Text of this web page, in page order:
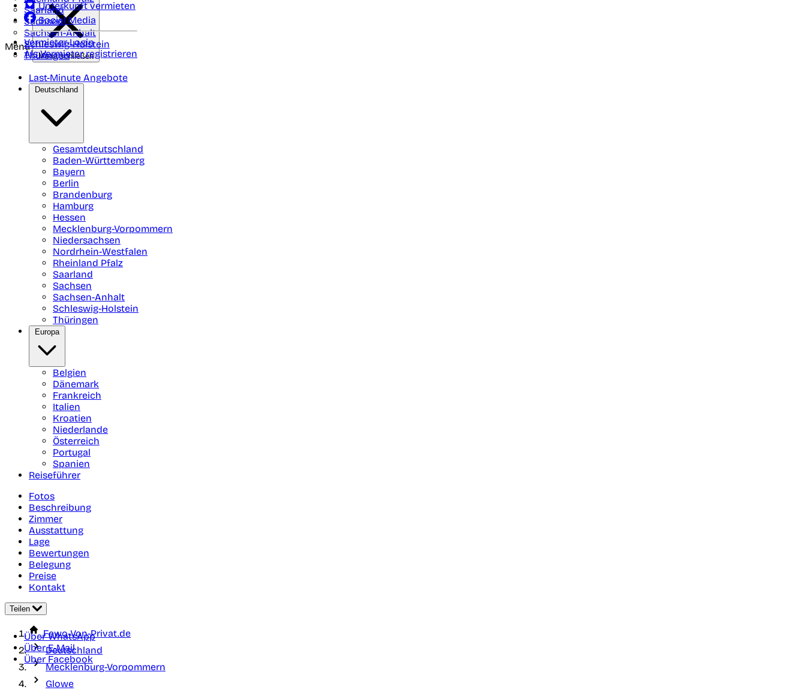
Saarland
Sachsen
Sachsen-Anhalt
Schleswig-Holstein
Thüringen
Unterkunft vermieten
Social Media
Vermieter-Login
Als Vermieter registrieren
Menü
Menü schließen
Last-Minute Angebote
Deutschland
Gesamtdeutschland
Baden-Württemberg
Bayern
Berlin
Brandenburg
Hamburg
Hessen
Mecklenburg-Vorpommern
Niedersachsen
Nordrhein-Westfalen
Rheinland Pfalz
Saarland
Sachsen
Sachsen-Anhalt
Schleswig-Holstein
Thüringen
Europa
Belgien
Dänemark
Frankreich
Italien
Kroatien
Niederlande
Österreich
Portugal
Spanien
Reiseführer
Fotos
Beschreibung
Zimmer
Ausstattung
Lage
Bewertungen
Belegung
Preise
Kontakt
Teilen
Über WhatsApp
Über E-Mail
Über Facebook
Fewo-Von-Privat.de
Deutschland
Mecklenburg-Vorpommern
Glowe